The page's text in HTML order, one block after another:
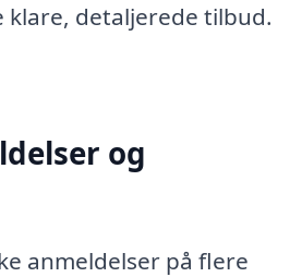
detaljerede tilbud.
og
anmeldelser på flere